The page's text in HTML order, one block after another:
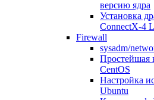
версию ядра
Установка
ConnectX-4
Firewall
sysadm/
Простейшая
CentOS
Настройка
Ubuntu